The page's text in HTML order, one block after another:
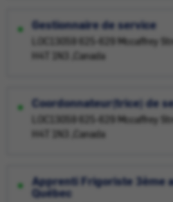
Gestionnaire de service
LOC13059 625-629 Mccaffrey
H4T 1N3 ,Canada
Coordonnateur(trice) de
LOC13059 625-629 Mccaffrey
H4T 1N3 ,Canada
Apprenti Frigoriste 3ème
Québec